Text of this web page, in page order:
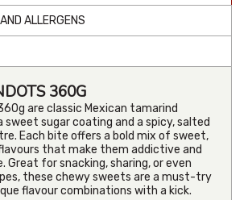
ALLERGENS
360G
are classic Mexican tamarind
sweet sugar coating and a spicy, salted
Each bite offers a bold mix of sweet,
that make them addictive and
for snacking, sharing, or even
these chewy sweets are a must-try
flavour combinations with a kick.